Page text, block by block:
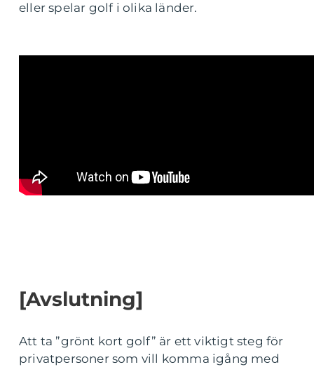
eller spelar golf i olika länder.
[Avslutning]
Att ta ”grönt kort golf” är ett viktigt steg för
privatpersoner som vill komma igång med